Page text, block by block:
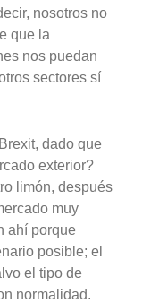
nosotros no
que la
nos puedan
sectores sí
dado que
exterior?
limón, después
muy
ahí porque
posible; el
el tipo de
normalidad.